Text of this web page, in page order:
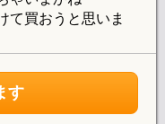
て買おうと思いま
す